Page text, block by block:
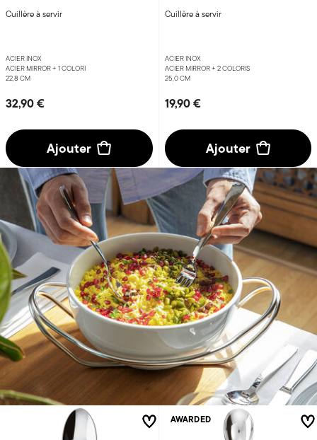
Cuillère à servir
ACIER INOX
ACIER MIRROR + 1 COLORI
22,8 CM
32,90 €
Ajouter
Cuillère à servir
ACIER INOX
ACIER MIRROR + 2 COLORIS
25,0 CM
19,90 €
Ajouter
AWARDED